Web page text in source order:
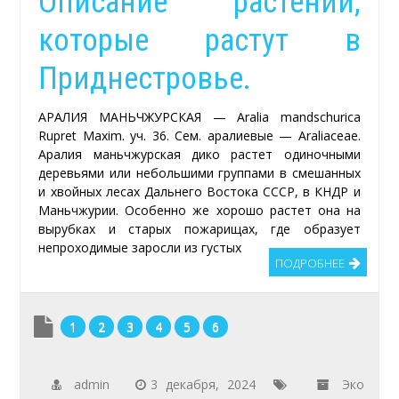
«Филантроп»
которые растут в
Приднестровье.
АРАЛИЯ МАНЬЧЖУРСКАЯ — Aralia mandschurica
Rupret Maxim. уч. 36. Сем. аралиевые — Araliaceae.
Аралия маньчжурская дико ра­стет одиночными
деревьями или не­большими группами в смешанных
и хвойных лесах Дальнего Востока СССР, в КНДР и
Маньчжурии. Осо­бенно же хорошо растет она на
вы­рубках и старых пожарищах, где об­разует
непроходимые заросли из гу­стых
ПОДРОБНЕЕ
1 2 3 4 5 6
admin 3 декабря, 2024
Эко